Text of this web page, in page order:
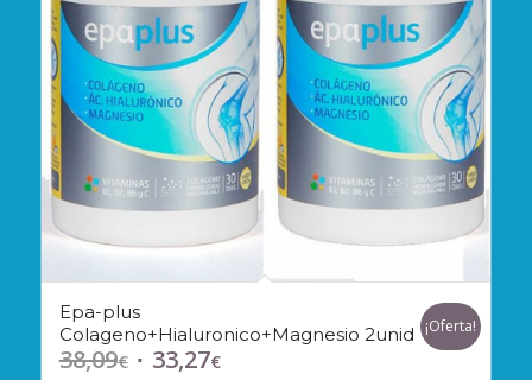
Epa-plus
Colageno+Hialuronico+Magnesio 2unid
38,09€ El 33,27€El
¡Oferta!